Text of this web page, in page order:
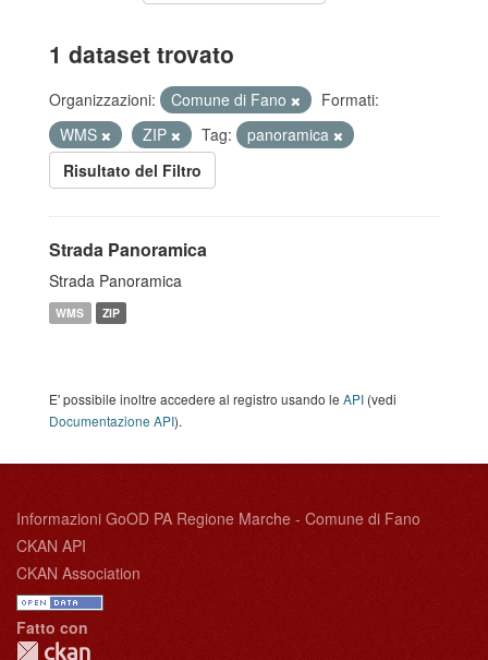
1 dataset trovato
Organizzazioni: Comune di Fano
Formati:
WMS
ZIP Tag:
panoramica
Risultato del Filtro
Strada Panoramica
Strada Panoramica
WMS ZIP
E' possibile inoltre accedere al registro usando le API (vedi
Documentazione API).
Informazioni GoOD PA Regione Marche - Comune di Fano
CKAN API
CKAN Association
Fatto con